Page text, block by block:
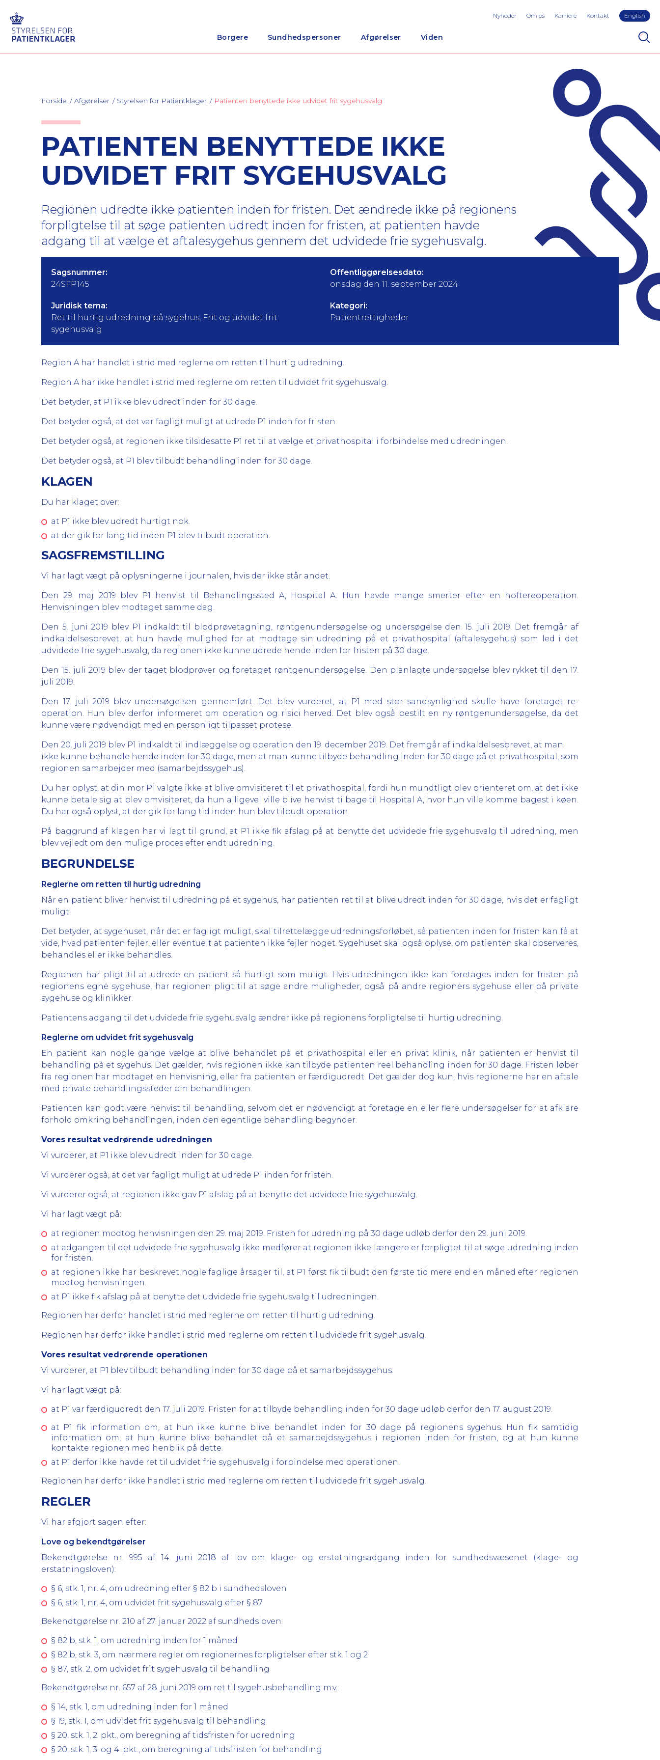
Borgere Sundhedspersoner Afgørelser Viden
Nyheder Om os Karriere Kontakt English
Forside Afgørelser Styrelsen for Patientklager Patienten benyttede ikke udvidet frit sygehusvalg
PATIENTEN BENYTTEDE IKKE
UDVIDET FRIT SYGEHUSVALG
Regionen udredte ikke patienten inden for fristen. Det ændrede ikke på regionens
forpligtelse til at søge patienten udredt inden for fristen, at patienten havde
adgang til at vælge et aftalesygehus gennem det udvidede frie sygehusvalg.
Sagsnummer:
24SFP145
Offentliggørelsesdato:
onsdag den 11. september 2024
Juridisk tema:
Ret til hurtig udredning på sygehus, Frit og udvidet frit
sygehusvalg
Kategori:
Patientrettigheder
Region A har handlet i strid med reglerne om retten til hurtig udredning.
Region A har ikke handlet i strid med reglerne om retten til udvidet frit sygehusvalg.
Det betyder, at P1 ikke blev udredt inden for 30 dage.
Det betyder også, at det var fagligt muligt at udrede P1 inden for fristen.
Det betyder også, at regionen ikke tilsidesatte P1 ret til at vælge et privathospital i forbindelse med udredningen.
Det betyder også, at P1 blev tilbudt behandling inden for 30 dage.
KLAGEN
Du har klaget over:
at P1 ikke blev udredt hurtigt nok.
at der gik for lang tid inden P1 blev tilbudt operation.
SAGSFREMSTILLING
Vi har lagt vægt på oplysningerne i journalen, hvis der ikke står andet.
Den 29. maj 2019 blev P1 henvist til Behandlingssted A, Hospital A. Hun havde mange smerter efter en hoftereoperation.
Henvisningen blev modtaget samme dag.
Den 5. juni 2019 blev P1 indkaldt til blodprøvetagning, røntgenundersøgelse og undersøgelse den 15. juli 2019. Det fremgår af
indkaldelsesbrevet, at hun havde mulighed for at modtage sin udredning på et privathospital (aftalesygehus) som led i det
udvidede frie sygehusvalg, da regionen ikke kunne udrede hende inden for fristen på 30 dage.
Den 15. juli 2019 blev der taget blodprøver og foretaget røntgenundersøgelse. Den planlagte undersøgelse blev rykket til den 17.
juli 2019.
Den 17. juli 2019 blev undersøgelsen gennemført. Det blev vurderet, at P1 med stor sandsynlighed skulle have foretaget re-
operation. Hun blev derfor informeret om operation og risici herved. Det blev også bestilt en ny røntgenundersøgelse, da det
kunne være nødvendigt med en personligt tilpasset protese.
Den 20. juli 2019 blev P1 indkaldt til indlæggelse og operation den 19. december 2019. Det fremgår af indkaldelsesbrevet, at man
ikke kunne behandle hende inden for 30 dage, men at man kunne tilbyde behandling inden for 30 dage på et privathospital, som
regionen samarbejder med (samarbejdssygehus).
Du har oplyst, at din mor P1 valgte ikke at blive omvisiteret til et privathospital, fordi hun mundtligt blev orienteret om, at det ikke
kunne betale sig at blev omvisiteret, da hun alligevel ville blive henvist tilbage til Hospital A, hvor hun ville komme bagest i køen.
Du har også oplyst, at der gik for lang tid inden hun blev tilbudt operation.
På baggrund af klagen har vi lagt til grund, at P1 ikke fik afslag på at benytte det udvidede frie sygehusvalg til udredning, men
blev vejledt om den mulige proces efter endt udredning.
BEGRUNDELSE
Reglerne om retten til hurtig udredning
Når en patient bliver henvist til udredning på et sygehus, har patienten ret til at blive udredt inden for 30 dage, hvis det er fagligt
muligt.
Det betyder, at sygehuset, når det er fagligt muligt, skal tilrettelægge udredningsforløbet, så patienten inden for fristen kan få at
vide, hvad patienten fejler, eller eventuelt at patienten ikke fejler noget. Sygehuset skal også oplyse, om patienten skal observeres,
behandles eller ikke behandles.
Regionen har pligt til at udrede en patient så hurtigt som muligt. Hvis udredningen ikke kan foretages inden for fristen på
regionens egne sygehuse, har regionen pligt til at søge andre muligheder, også på andre regioners sygehuse eller på private
sygehuse og klinikker.
Patientens adgang til det udvidede frie sygehusvalg ændrer ikke på regionens forpligtelse til hurtig udredning.
Reglerne om udvidet frit sygehusvalg
En patient kan nogle gange vælge at blive behandlet på et privathospital eller en privat klinik, når patienten er henvist til
behandling på et sygehus. Det gælder, hvis regionen ikke kan tilbyde patienten reel behandling inden for 30 dage. Fristen løber
fra regionen har modtaget en henvisning, eller fra patienten er færdigudredt. Det gælder dog kun, hvis regionerne har en aftale
med private behandlingssteder om behandlingen.
Patienten kan godt være henvist til behandling, selvom det er nødvendigt at foretage en eller flere undersøgelser for at afklare
forhold omkring behandlingen, inden den egentlige behandling begynder.
Vores resultat vedrørende udredningen
Vi vurderer, at P1 ikke blev udredt inden for 30 dage.
Vi vurderer også, at det var fagligt muligt at udrede P1 inden for fristen.
Vi vurderer også, at regionen ikke gav P1 afslag på at benytte det udvidede frie sygehusvalg.
Vi har lagt vægt på:
at regionen modtog henvisningen den 29. maj 2019. Fristen for udredning på 30 dage udløb derfor den 29. juni 2019.
at adgangen til det udvidede frie sygehusvalg ikke medfører at regionen ikke længere er forpligtet til at søge udredning inden
for fristen.
at regionen ikke har beskrevet nogle faglige årsager til, at P1 først fik tilbudt den første tid mere end en måned efter regionen
modtog henvisningen.
at P1 ikke fik afslag på at benytte det udvidede frie sygehusvalg til udredningen.
Regionen har derfor handlet i strid med reglerne om retten til hurtig udredning.
Regionen har derfor ikke handlet i strid med reglerne om retten til udvidede frit sygehusvalg.
Vores resultat vedrørende operationen
Vi vurderer, at P1 blev tilbudt behandling inden for 30 dage på et samarbejdssygehus.
Vi har lagt vægt på:
at P1 var færdigudredt den 17. juli 2019. Fristen for at tilbyde behandling inden for 30 dage udløb derfor den 17. august 2019.
at P1 fik information om, at hun ikke kunne blive behandlet inden for 30 dage på regionens sygehus. Hun fik samtidig
information om, at hun kunne blive behandlet på et samarbejdssygehus i regionen inden for fristen, og at hun kunne
kontakte regionen med henblik på dette.
at P1 derfor ikke havde ret til udvidet frie sygehusvalg i forbindelse med operationen.
Regionen har derfor ikke handlet i strid med reglerne om retten til udvidede frit sygehusvalg.
REGLER
Vi har afgjort sagen efter:
Love og bekendtgørelser
Bekendtgørelse nr. 995 af 14. juni 2018 af lov om klage- og erstatningsadgang inden for sundhedsvæsenet (klage- og
erstatningsloven):
§ 6, stk. 1, nr. 4, om udredning efter § 82 b i sundhedsloven
§ 6, stk. 1, nr. 4, om udvidet frit sygehusvalg efter § 87
Bekendtgørelse nr. 210 af 27. januar 2022 af sundhedsloven:
§ 82 b, stk. 1, om udredning inden for 1 måned
§ 82 b, stk. 3, om nærmere regler om regionernes forpligtelser efter stk. 1 og 2
§ 87, stk. 2, om udvidet frit sygehusvalg til behandling
Bekendtgørelse nr. 657 af 28. juni 2019 om ret til sygehusbehandling m.v.:
§ 14, stk. 1, om udredning inden for 1 måned
§ 19, stk. 1, om udvidet frit sygehusvalg til behandling
§ 20, stk. 1, 2. pkt., om beregning af tidsfristen for udredning
§ 20, stk. 1, 3. og 4. pkt., om beregning af tidsfristen for behandling